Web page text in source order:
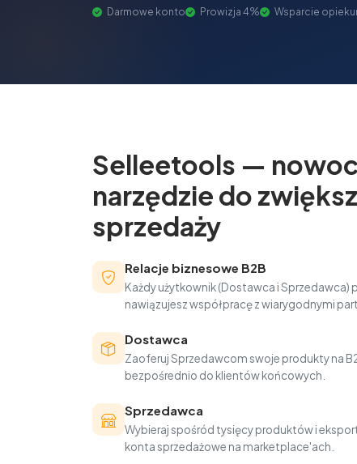
Darmowe konto Prowizja 4% Wsparcie
Selleetools —
narzędzie do
sprzedaży
Relacje biznesowe B2B
Każdy użytkownik (Dostawca i Sprzedawca)
nawiązujesz współpracę z wiarygodnymi
Dostawca
Zaoferuj Sprzedawcom swoje produkty na
bezpośrednio do klientów końcowych.
Sprzedawca
Wybieraj spośród tysięcy produktów i
konta sprzedażowe na marketplace'ach.